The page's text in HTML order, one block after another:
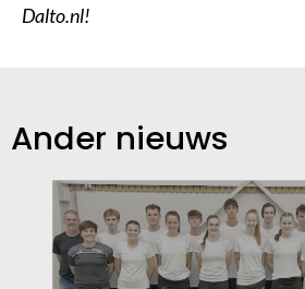
Dalto.nl!
Ander nieuws